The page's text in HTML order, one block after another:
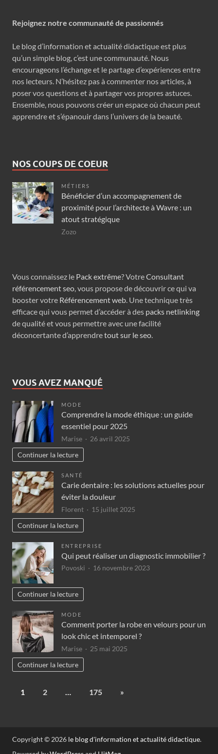
Rejoignez notre communauté de passionnés
Le blog d’information et actualité didactique est plus
qu’un simple blog, c’est une communauté. Nous
encourageons l’échange et le partage d’expériences entre
nos lecteurs. N’hésitez pas à commenter nos articles, à
poser vos questions et à partager vos propres astuces.
Ensemble, nous pouvons créer un espace où chacun peut
apprendre et s’épanouir dans l’univers de la beauté.
NOS COUPS DE COEUR
MÉTIERS
Bénéficier d’un accompagnement de
proximité pour l’architecte à Wavre : un
atout stratégique
Zozo
Vous connaissez le Pack extrême? VotreConsultant
référencement seo, vous propose de découvrir ce qui va
booster votre Référencement web. Une technique très
efficace qui vous permet d’accéder à des packs netlinking
de qualité et vous permettre avec une facilité
déconcertante d’apprendretout sur le seo.
VOUS AVEZ MANQUÉ
MODE
Comprendre la mode éthique : un guide
essentiel pour 2025
Marise
26 avril 2025
Continuer la lecture
SANTÉ
Carie dentaire : les solutions actuelles pour
éviter la douleur
Florent
15 juillet 2025
Continuer la lecture
ENTREPRISE
Qui peut réaliser un diagnostic immobilier ?
Povoski 16 novembre 2023
Continuer la lecture
MODE
Comment porter la robe en velours pour un
look chic et intemporel ?
Marise
25 mai 2025
Continuer la lecture
1 2 … 175 »
Copyright © 2026 le blog d'information et actualité didactique.